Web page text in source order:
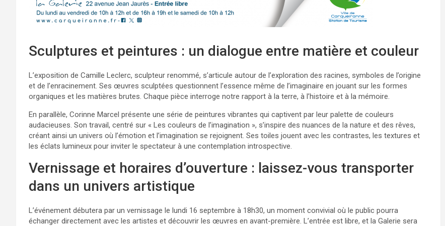
Sculptures et peintures : un dialogue entre matière et couleur
L’exposition de Camille Leclerc, sculpteur renommé, s’articule autour de l’exploration des racines, symboles de l’origine
et de l’enracinement. Ses œuvres sculptées questionnent l’essence même de l’imaginaire en jouant sur les formes
organiques et les matières brutes. Chaque pièce interroge notre rapport à la terre, à l’histoire et à la mémoire.
En parallèle, Corinne Marcel présente une série de peintures vibrantes qui captivent par leur palette de couleurs
audacieuses. Son travail, centré sur « Les couleurs de l’imagination », s’inspire des nuances de la nature et des rêves,
créant ainsi un univers où l’émotion et l’imagination se rejoignent. Ses toiles jouent avec les contrastes, les textures et
les éclats lumineux pour inviter le spectateur à une contemplation introspective.
Vernissage et horaires d’ouverture : laissez-vous transporter
dans un univers artistique
L’événement débutera par un vernissage le lundi 16 septembre à 18h30, un moment convivial où le public pourra
échanger directement avec les artistes et découvrir les œuvres en avant-première. L’entrée est libre, et la Galerie sera